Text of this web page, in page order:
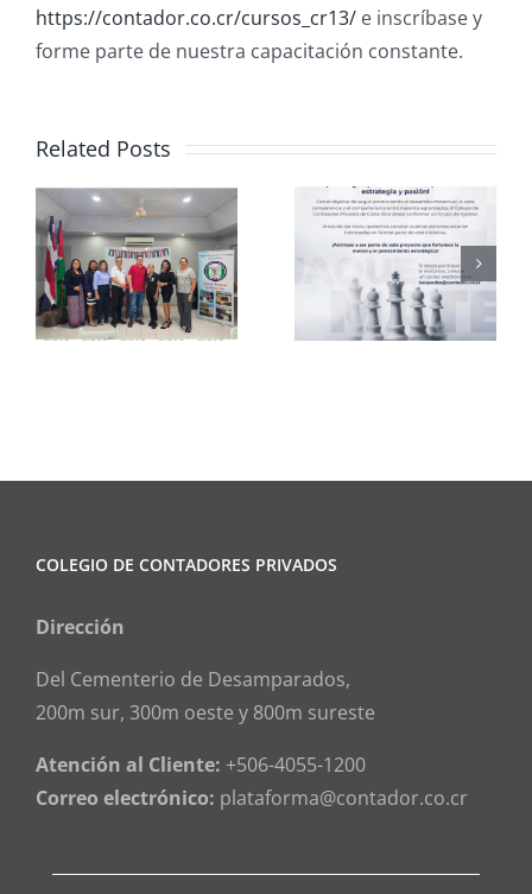
https://contador.co.cr/cursos_cr13/ e inscríbase y
forme parte de nuestra capacitación constante.
Related Posts
Club de
Ajedrez
CCPCR
Informa
COLEGIO DE CONTADORES PRIVADOS
Dirección
Del Cementerio de Desamparados,
200m sur, 300m oeste y 800m sureste
Atención al Cliente: +506-4055-1200
Correo electrónico: plataforma@contador.co.cr